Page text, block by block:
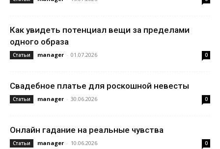
Как увидеть потенциал вещи за пределами
одного образа
Статьи manager - 01.07.2026 0
Свадебное платье для роскошной невесты
Статьи manager - 30.06.2026 0
Онлайн гадание на реальные чувства
Статьи manager - 10.06.2026 0